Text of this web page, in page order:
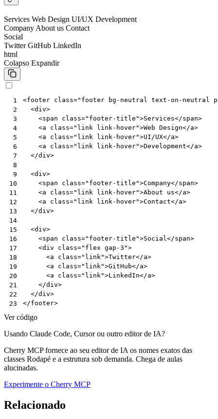
Services Web Design UI/UX Development
Company About us Contact
Social
Twitter GitHub LinkedIn
html
Colapso Expandir
1
2
3
4
5
6
7
8
9
10
11
12
13
14
15
16
17
18
19
20
21
22
23
<footer class="footer bg-neutral text-on-neutral
<div>
<span class="footer-title">Services</span>
<a class="link link-hover">Web Design</a>
<a class="link link-hover">UI/UX</a>
<a class="link link-hover">Development</a>
</div>
<div>
<span class="footer-title">Company</span>
<a class="link link-hover">About us</a>
<a class="link link-hover">Contact</a>
</div>
<div>
<span class="footer-title">Social</span>
<div class="flex gap-3">
<a class="link">Twitter</a>
<a class="link">GitHub</a>
<a class="link">LinkedIn</a>
</div>
</div>
</footer>
Ver código
Usando Claude Code, Cursor ou outro editor de IA?
Cherry MCP fornece ao seu editor de IA os nomes exatos das
classes Rodapé e a estrutura sob demanda. Chega de aulas
alucinadas.
Experimente o Cherry MCP
Relacionado